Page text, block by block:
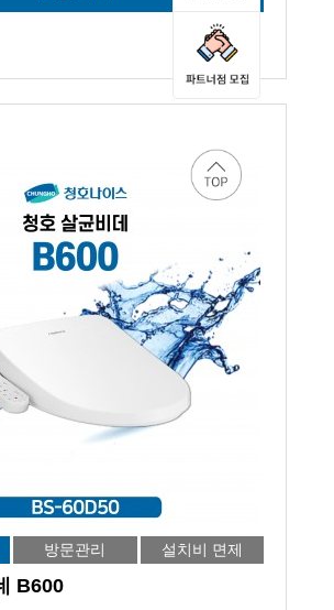
방문관리 설치비 면제
B600